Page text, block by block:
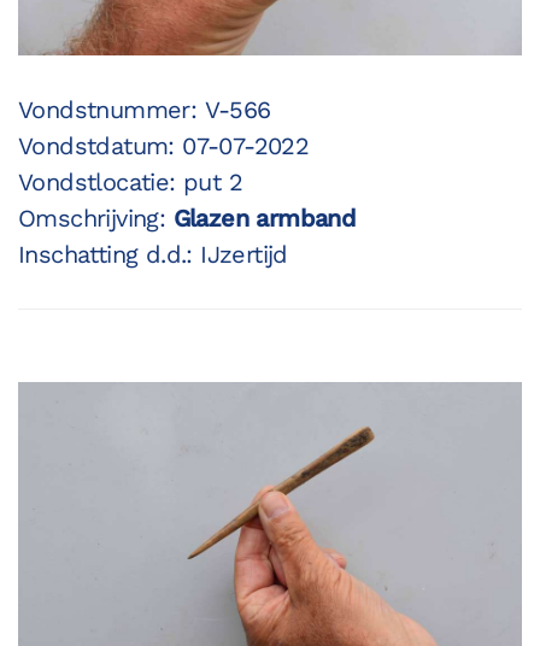
Vondstnummer: V-566
Vondstdatum: 07-07-2022
Vondstlocatie: put 2
Omschrijving: Glazen armband
Inschatting d.d.: IJzertijd